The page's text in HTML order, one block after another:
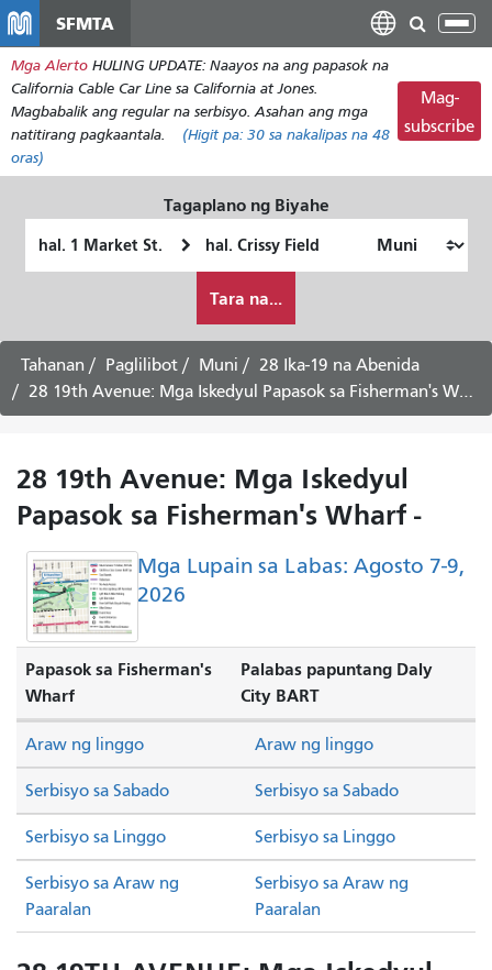
pangunahing
nilalaman
SFMTA
I-
ang
Mga Alerto HULING UPDATE: Naayos na ang papasok na
California Cable Car Line sa California at Jones.
Magbabalik ang regular na serbisyo. Asahan ang mga
natitirang pagkaantala.
(Higit pa: 30 sa nakalipas na 48
oras)
Mag-
subscribe
Tagaplano ng Biyahe
ko
gustong
maglakbay
Tara na...
Tahanan Paglilibot Muni
28 Ika-19 na Abenida
28 19th Avenue: Mga Iskedyul Papasok sa Fisherman's Wharf -
28 19th Avenue: Mga Iskedyul
Papasok sa Fisherman's Wharf -
Mga Lupain sa Labas: Agosto 7-9,
2026
Papasok sa Fisherman's
Wharf
Palabas papuntang Daly
City BART
Serbisyo sa Sabado Serbisyo sa Sabado
Serbisyo sa Linggo Serbisyo sa Linggo
Araw ng linggo Araw ng linggo
Serbisyo sa Araw ng
Paaralan
Serbisyo sa Araw ng
Paaralan